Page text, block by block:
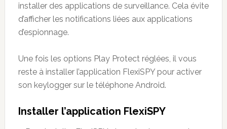
installer des applications de surveillance. Cela évite
d’afficher les notifications liées aux applications
d’espionnage.
Une fois les options Play Protect réglées, il vous
reste à installer l’application FlexiSPY pour activer
son keylogger sur le téléphone Android.
Installer l’application FlexiSPY